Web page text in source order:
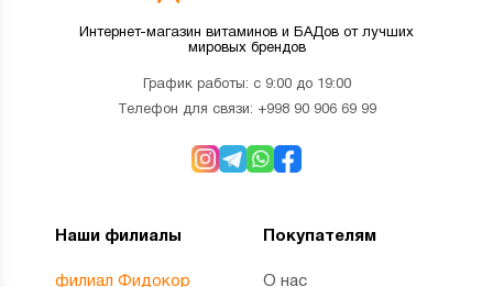
Интернет-магазин витаминов и БАДов от лучших
мировых брендов
График работы: с 9:00 до 19:00
Телефон для связи: +998 90 906 69 99
Наши филиалы
филиал Фидокор
Покупателям
О нас